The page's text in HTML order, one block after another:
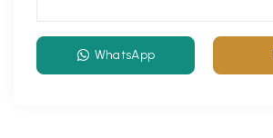
WhatsApp